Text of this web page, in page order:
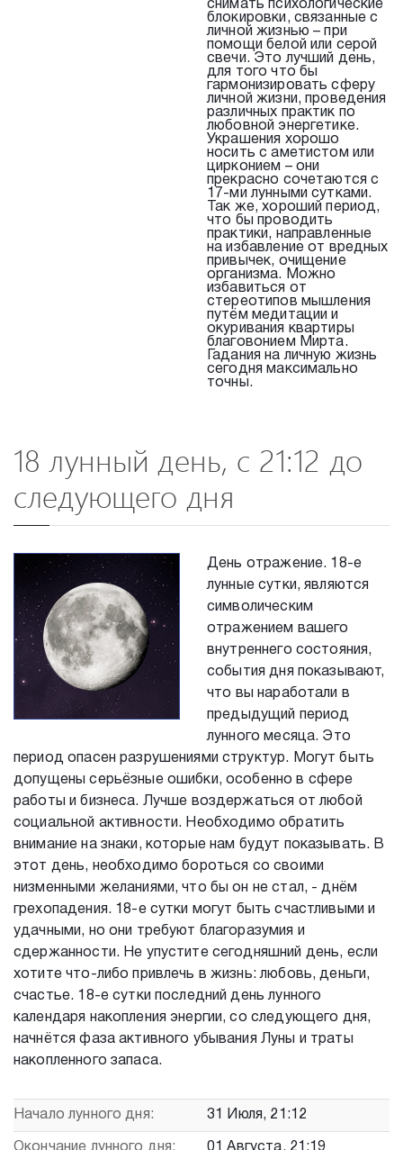
снимать психологические
блокировки, связанные с
личной жизнью – при
помощи белой или серой
свечи. Это лучший день,
для того что бы
гармонизировать сферу
личной жизни, проведения
различных практик по
любовной энергетике.
Украшения хорошо
носить с аметистом или
цирконием – они
прекрасно сочетаются с
17-ми лунными сутками.
Так же, хороший период,
что бы проводить
практики, направленные
на избавление от вредных
привычек, очищение
организма. Можно
избавиться от
стереотипов мышления
путём медитации и
окуривания квартиры
благовонием Мирта.
Гадания на личную жизнь
сегодня максимально
точны.
18 лунный день, с 21:12 до
следующего дня
День отражение. 18-е
лунные сутки, являются
символическим
отражением вашего
внутреннего состояния,
события дня показывают,
что вы наработали в
предыдущий период
лунного месяца. Это
период опасен разрушениями структур. Могут быть
допущены серьёзные ошибки, особенно в сфере
работы и бизнеса. Лучше воздержаться от любой
социальной активности. Необходимо обратить
внимание на знаки, которые нам будут показывать. В
этот день, необходимо бороться со своими
низменными желаниями, что бы он не стал, - днём
грехопадения. 18-е сутки могут быть счастливыми и
удачными, но они требуют благоразумия и
сдержанности. Не упустите сегодняшний день, если
хотите что-либо привлечь в жизнь: любовь, деньги,
счастье. 18-е сутки последний день лунного
календаря накопления энергии, со следующего дня,
начнётся фаза активного убывания Луны и траты
накопленного запаса.
Начало лунного дня: 31 Июля, 21:12
Окончание лунного дня: 01 Августа, 21:19